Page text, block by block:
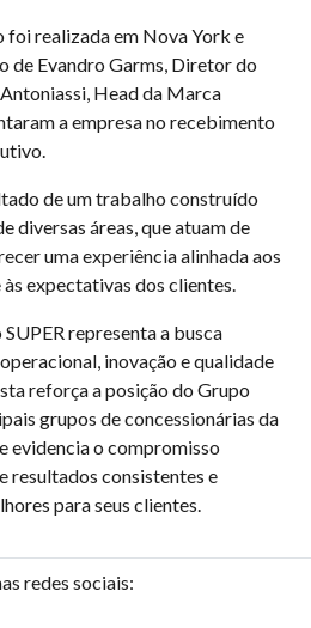
foi realizada em Nova York e
de Evandro Garms, Diretor do
Head da Marca
a empresa no recebimento
de um trabalho construído
diversas áreas, que atuam de
uma experiência alinhada aos
expectativas dos clientes.
representa a busca
inovação e qualidade
reforça a posição do Grupo
grupos de concessionárias da
evidencia o compromisso
resultados consistentes e
para seus clientes.
redes sociais: